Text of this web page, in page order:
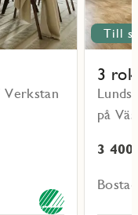
Till
3
på
3